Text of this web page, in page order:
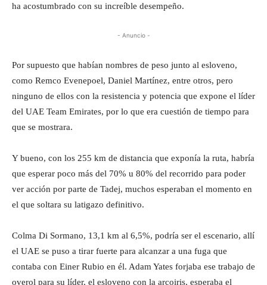
ha acostumbrado con su increíble desempeño.
- Anuncio -
Por supuesto que habían nombres de peso junto al esloveno,
como Remco Evenepoel, Daniel Martínez, entre otros, pero
ninguno de ellos con la resistencia y potencia que expone el líder
del UAE Team Emirates, por lo que era cuestión de tiempo para
que se mostrara.
Y bueno, con los 255 km de distancia que exponía la ruta, habría
que esperar poco más del 70% u 80% del recorrido para poder
ver acción por parte de Tadej, muchos esperaban el momento en
el que soltara su latigazo definitivo.
Colma Di Sormano, 13,1 km al 6,5%, podría ser el escenario, allí
el UAE se puso a tirar fuerte para alcanzar a una fuga que
contaba con Einer Rubio en él. Adam Yates forjaba ese trabajo de
overol para su líder, el esloveno con la arcoiris, esperaba el